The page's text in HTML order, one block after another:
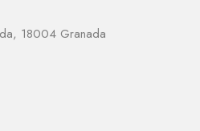
18004 Granada